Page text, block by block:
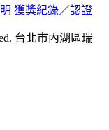
獲獎紀錄／認證
台北市內湖區瑞